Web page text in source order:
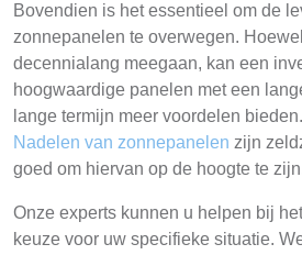
Bovendien is het essentieel om de
zonnepanelen te overwegen.
decennialang meegaan, kan een
hoogwaardige panelen met een
lange termijn meer voordelen bieden.
Nadelen van zonnepanelen zijn
goed om hiervan op de hoogte te
Onze experts kunnen u helpen bij
keuze voor uw specifieke situatie.